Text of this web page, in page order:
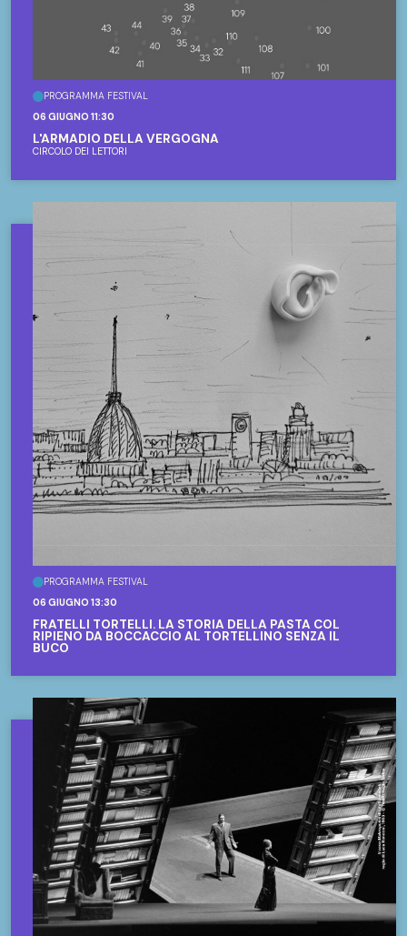
PROGRAMMA FESTIVAL
06 GIUGNO 11:30
L'ARMADIO DELLA VERGOGNA
CIRCOLO DEI LETTORI
PROGRAMMA FESTIVAL
06 GIUGNO 13:30
FRATELLI TORTELLI. LA STORIA DELLA PASTA COL
RIPIENO DA BOCCACCIO AL TORTELLINO SENZA IL
BUCO